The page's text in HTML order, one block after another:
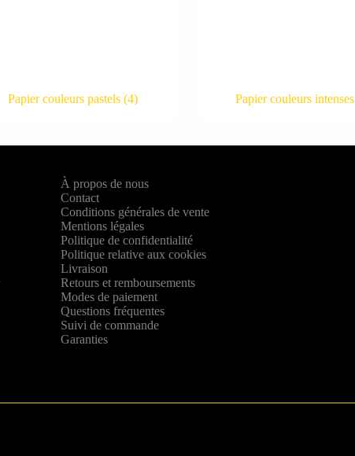
Papier couleurs pastels(4) Papier couleurs intenses
À propos de nous
Contact
Conditions générales de vente
Mentions légales
Politique de confidentialité
Politique relative aux cookies
Livraison
Retours et remboursements
Modes de paiement
Questions fréquentes
Suivi de commande
Garanties